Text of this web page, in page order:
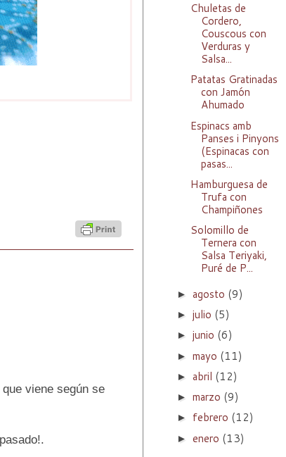
viene según se
Chuletas de
Cordero,
Couscous con
Verduras y
Salsa...
Patatas Gratinadas
con Jamón
Ahumado
Espinacs amb
Panses i Pinyons
(Espinacas con
pasas...
Hamburguesa de
Trufa con
Champiñones
Solomillo de
Ternera con
Salsa Teriyaki,
Puré de P...
► agosto (9)
► julio (5)
► junio (6)
► mayo (11)
► abril (12)
► marzo (9)
► febrero (12)
► enero (13)